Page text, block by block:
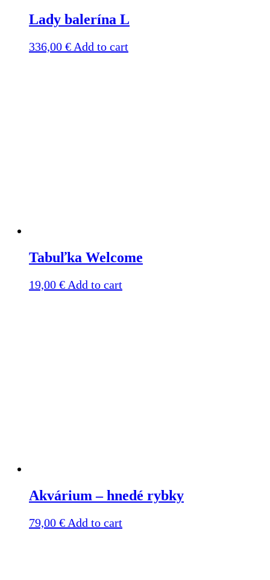
Lady balerína L
336,00 € Add to cart
Tabuľka Welcome
19,00 € Add to cart
Akvárium – hnedé rybky
79,00 € Add to cart